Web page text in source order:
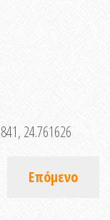
24.761626
Επόμενο